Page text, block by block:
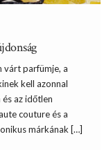
várt parfümje, a
kell azonnal
és az időtlen
couture és a
márkának […]